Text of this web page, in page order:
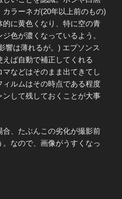
ラーネガ(20年以上前のもの)
に黄色くなり、特に空の青
色が濃くなっているよう。
響は薄れるが。) エプソンス
ば自動で補正してくれる
などはそのまま出てきてし
ィルムはその時点である程度
して残しておくことが大事
、たぶんこの劣化が撮影前
なので、画像がうすくなっ